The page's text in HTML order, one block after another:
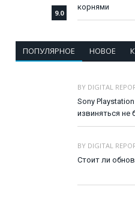
9.0
корнями
ПОПУЛЯРНОЕ НОВОЕ
BY DIGITAL
Sony
извиняться не
BY DIGITAL
Стоит ли